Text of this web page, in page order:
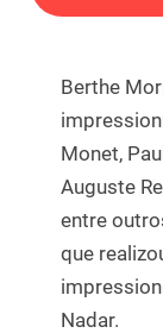
Berthe
Monet,
Auguste
entre
que
Nadar.